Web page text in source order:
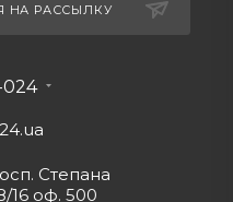
НА РАССЫЛКУ
024
Степана
16 оф. 500